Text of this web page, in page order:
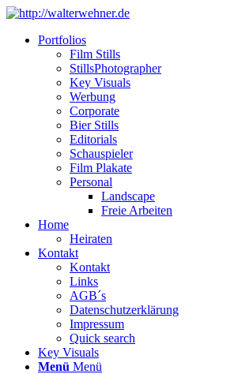
Portfolios
Film Stills
StillsPhotographer
Key Visuals
Werbung
Corporate
Bier Stills
Editorials
Schauspieler
Film Plakate
Personal
Landscape
Freie Arbeiten
Home
Heiraten
Kontakt
Kontakt
Links
AGB´s
Datenschutzerklärung
Impressum
Quick search
Key Visuals
Menü Menü